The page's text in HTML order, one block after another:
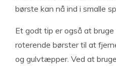
børste kan nå ind i smalle
Et godt tip er også at
roterende børster til at
og gulvtæpper. Ved at